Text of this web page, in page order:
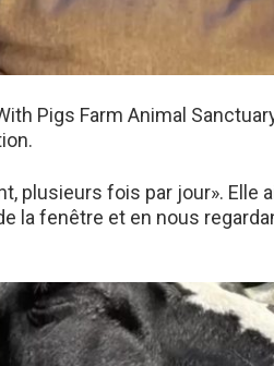
Pigs Farm Animal
plusieurs fois par jour». Elle
la fenêtre et en nous